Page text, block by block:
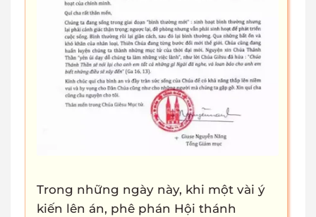
Trong những ngày này, khi một vài ý
kiến lên án, phê phán Hội thánh